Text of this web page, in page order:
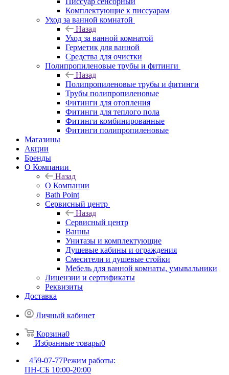
Комплектующие к писсуарам
Уход за ванной комнатой
Назад
Уход за ванной комнатой
Герметик для ванной
Средства для очистки
Полипропиленовые трубы и фитинги
Назад
Полипропиленовые трубы и фитинги
Трубы полипропиленовые
Фитинги для отопления
Фитинги для теплого пола
Фитинги комбинированные
Фитинги полипропиленовые
Магазины
Акции
Бренды
О Компании
Назад
О Компании
Bath Point
Сервисный центр
Назад
Сервисный центр
Ванны
Унитазы и комплектующие
Душевые кабины и ограждения
Смесители и душевые стойки
Мебель для ванной комнаты, умывальники
Лицензии и сертификаты
Реквизиты
Доставка
Личный кабинет
Корзина0
Избранные товары0
459-07-77Режим работы:
ПН-СБ 10:00-20:00